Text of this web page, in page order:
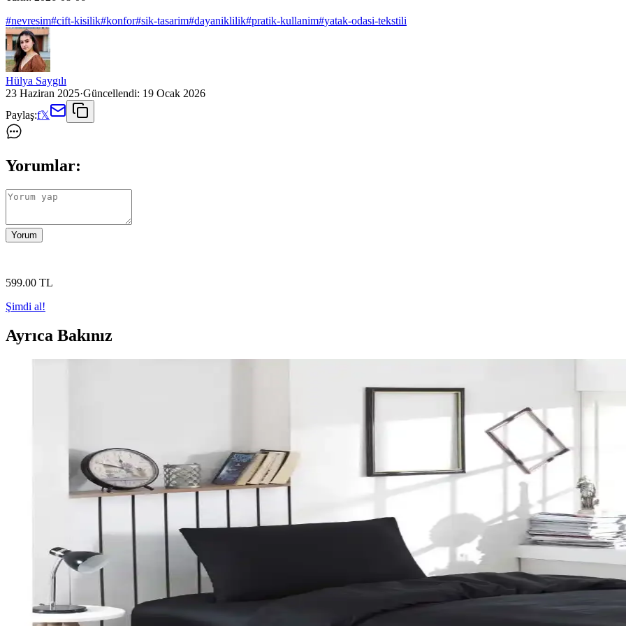
#nevresim#cift-kisilik#konfor#sik-tasarim#dayaniklilik#pratik-kullanim#yatak-odasi-tekstili
Hülya Saygılı
23 Haziran 2025·Güncellendi: 19 Ocak 2026
Paylaş:f𝕏
Yorumlar:
Yorum
599.00 TL
Şimdi al!
Ayrıca Bakınız
Perde ve nevresim uyumu, krem ve magnolia tonlarındaki odalarda mekanın estetiğini artırır. Kırmızı, kahverengi ve turuncu tonlarıyla
Yılbaşı Nevresimleri ile Ev Dekorasyonunuzu Geliştirin ve Atmosferinizi Zenginleştirin
Yılbaşı nevresimleri, renk, motif ve malzeme seçimleriyle evinizde özel bir atmosfer yaratır. Dekorasyon detaylarıyla yılbaşı ruhunu yansıtın
Karaca Home Lavin %100 Pamuk Çift Kişilik Nevresim Takımı Modern ve Şık Tasarım
Karaca Home’un Lavin nevresim takımı, %100 pamuklu kumaşı, Adaçayı rengi ve modern tasarımıyla yatak odalarına şıklık ve rahatlık
Özdilek Colormix ve Valoroso Çift Kişilik Nevresim Takımları Karşılaştırması
Bu karşılaştırmada Özdilek Colormix ve Valoroso nevresim takımlarının kumaş özellikleri, tasarım ve kullanıcı yorumları detaylı inceleniyor.
Taç Lisanslı Kuromi Temalı Tek Kişilik Pamuklu Nevresim Takımı Detayları
%100 pamuklu Kuromi nevresim takımı, genç ve dinamik tasarımıyla rahatlık ve şıklığı bir arada sunar. Yüksek kalite malzeme ve pratik